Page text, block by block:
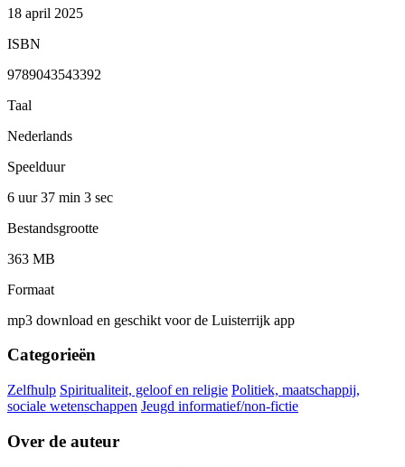
18 april 2025
ISBN
9789043543392
Taal
Nederlands
Speelduur
6 uur 37 min 3 sec
Bestandsgrootte
363 MB
Formaat
mp3 download en geschikt voor de Luisterrijk app
Categorieën
Zelfhulp Spiritualiteit, geloof en religie Politiek, maatschappij,
sociale wetenschappen Jeugd informatief/non-fictie
Over de auteur